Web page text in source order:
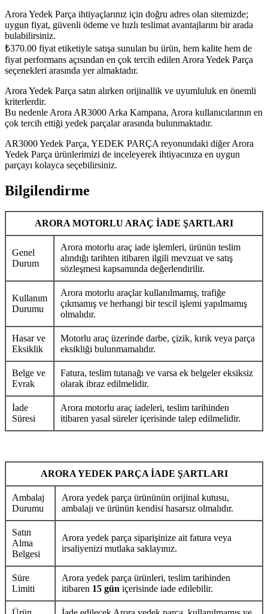
Arora Yedek Parça ihtiyaçlarınız için doğru adres olan sitemizde;
uygun fiyat, güvenli ödeme ve hızlı teslimat avantajlarını bir arada
bulabilirsiniz.
₺370.00 fiyat etiketiyle satışa sunulan bu ürün, hem kalite hem de
fiyat performans açısından en çok tercih edilen Arora Yedek Parça
seçenekleri arasında yer almaktadır.
Arora Yedek Parça satın alırken orijinallik ve uyumluluk en önemli
kriterlerdir.
Bu nedenle Arora AR3000 Arka Kampana, Arora kullanıcılarının en
çok tercih ettiği yedek parçalar arasında bulunmaktadır.
AR3000 Yedek Parça, YEDEK PARÇA reyonundaki diğer Arora
Yedek Parça ürünlerimizi de inceleyerek ihtiyacınıza en uygun
parçayı kolayca seçebilirsiniz.
Bilgilendirme
ARORA MOTORLU ARAÇ İADE ŞARTLARI
Genel
Durum
Arora motorlu araç iade işlemleri, ürünün teslim
alındığı tarihten itibaren ilgili mevzuat ve satış
sözleşmesi kapsamında değerlendirilir.
Kullanım
Durumu
Arora motorlu araçlar kullanılmamış, trafiğe
çıkmamış ve herhangi bir tescil işlemi yapılmamış
olmalıdır.
Hasar ve
Eksiklik
Motorlu araç üzerinde darbe, çizik, kırık veya parça
eksikliği bulunmamalıdır.
Belge ve
Evrak
Fatura, teslim tutanağı ve varsa ek belgeler eksiksiz
olarak ibraz edilmelidir.
İade
Süresi
Arora motorlu araç iadeleri, teslim tarihinden
itibaren yasal süreler içerisinde talep edilmelidir.
ARORA YEDEK PARÇA İADE ŞARTLARI
Ambalaj
Durumu
Arora yedek parça ürününün orijinal kutusu,
ambalajı ve ürünün kendisi hasarsız olmalıdır.
Satın
Alma
Belgesi
Arora yedek parça siparişinize ait fatura veya
irsaliyenizi mutlaka saklayınız.
Süre
Limiti
Arora yedek parça ürünleri, teslim tarihinden
itibaren 15 gün içerisinde iade edilebilir.